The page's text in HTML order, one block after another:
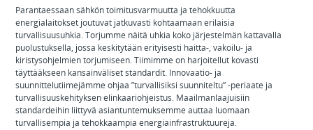
Parantaessaan sähkön toimitusvarmuutta ja tehokkuutta
energialaitokset joutuvat jatkuvasti kohtaamaan erilaisia
turvallisuusuhkia. Torjumme näitä uhkia koko järjestelmän kattavalla
puolustuksella, jossa keskitytään erityisesti haitta-, vakoilu- ja
kiristysohjelmien torjumiseen. Tiimimme on harjoitellut kovasti
täyttääkseen kansainväliset standardit. Innovaatio- ja
suunnittelutiimejämme ohjaa ”turvallisiksi suunniteltu” -periaate ja
turvallisuuskehityksen elinkaariohjeistus. Maailmanlaajuisiin
standardeihin liittyvä asiantuntemuksemme auttaa luomaan
turvallisempia ja tehokkaampia energiainfrastruktuureja.